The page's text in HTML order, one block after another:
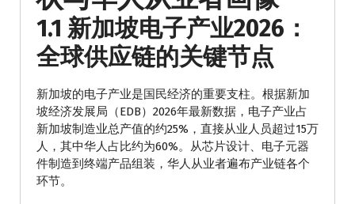
1.1 新加坡电子产业2026：
全球供应链的关键节点
新加坡的电子产业是国民经济的重要支柱。根据新加
坡经济发展局（EDB）2026年最新数据，电子产业占
新加坡制造业总产值的约25%，直接从业人员超过15万
人，其中华人占比约为60%。从芯片设计、电子元器
件制造到终端产品组装，华人从业者遍布产业链各个
环节。